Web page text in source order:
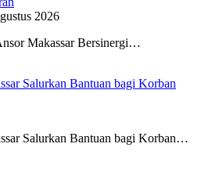
2026
Makassar Bersinergi…
Salurkan Bantuan bagi Korban
Salurkan Bantuan bagi Korban…